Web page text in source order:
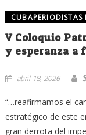
CUBAPERIODISTAS
V Coloquio
y esperanza a
abril 18, 2026
“…reafirmamos el
estratégico de este
gran derrota del